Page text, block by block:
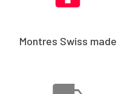
Montres Swiss made